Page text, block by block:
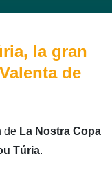
la gran
de
de La Nostra Copa
Túria.